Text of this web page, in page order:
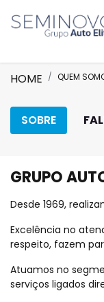
HOME QUEM
SOBRE
GRUPO
Desde 1969,
Excelência no
respeito, fazem
Atuamos no
serviços ligados